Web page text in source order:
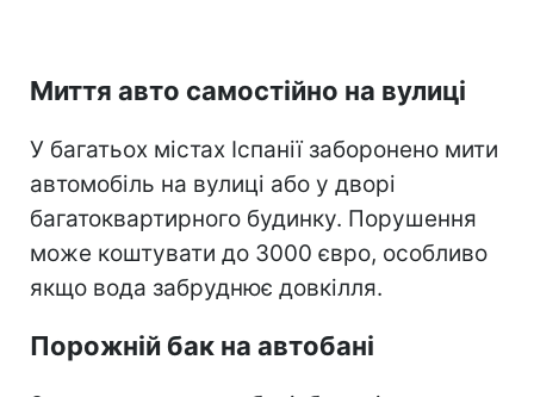
Миття авто самостійно на вулиці
У багатьох містах Іспанії заборонено мити
автомобіль на вулиці або у дворі
багатоквартирного будинку. Порушення
може коштувати до 3000 євро, особливо
якщо вода забруднює довкілля.
Порожній бак на автобані